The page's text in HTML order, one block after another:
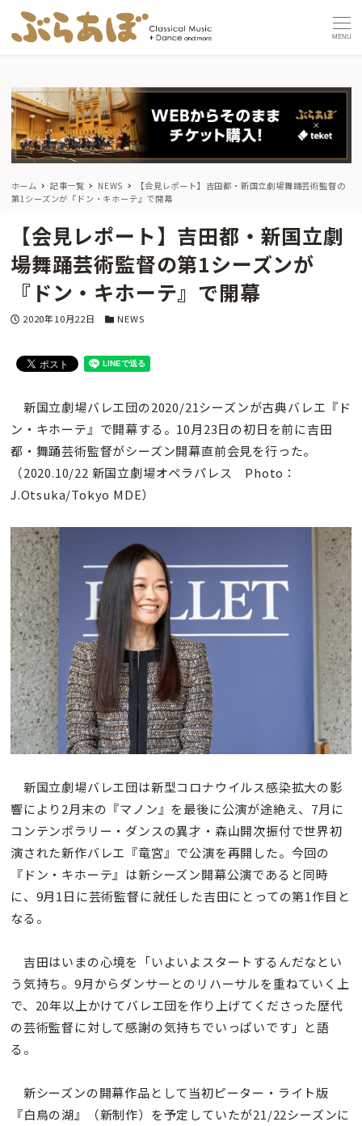
MENU
ホーム 記事一覧 NEWS
【会見レポート】吉田都・新国立劇場舞踊芸術監督の
第1シーズンが『ドン・キホーテ』で開幕
【会見レポート】吉田都・新国立劇
場舞踊芸術監督の第1シーズンが
『ドン・キホーテ』で開幕
投稿日
2020年10月22日 カテゴリー
NEWS
新国立劇場バレエ団の2020/21シーズンが古典バレエ『ド
ン・キホーテ』で開幕する。10月23日の初日を前に吉田
都・舞踊芸術監督がシーズン開幕直前会見を行った。
（2020.10/22 新国立劇場オペラパレス Photo：
J.Otsuka/Tokyo MDE）
新国立劇場バレエ団は新型コロナウイルス感染拡大の影
響により2月末の『マノン』を最後に公演が途絶え、7月に
コンテンポラリー・ダンスの異才・森山開次振付で世界初
演された新作バレエ『竜宮』で公演を再開した。今回の
『ドン・キホーテ』は新シーズン開幕公演であると同時
に、9月1日に芸術監督に就任した吉田にとっての第1作目と
なる。
吉田はいまの心境を「いよいよスタートするんだなとい
う気持ち。9月からダンサーとのリハーサルを重ねていく上
で、20年以上かけてバレエ団を作り上げてくださった歴代
の芸術監督に対して感謝の気持ちでいっぱいです」と語
る。
新シーズンの開幕作品として当初ピーター・ライト版
『白鳥の湖』（新制作）を予定していたが21/22シーズンに